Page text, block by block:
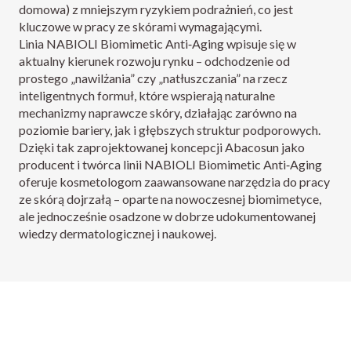
domowa) z mniejszym ryzykiem podrażnień, co jest
kluczowe w pracy ze skórami wymagającymi.
Linia NABIOLI Biomimetic Anti‑Aging wpisuje się w
aktualny kierunek rozwoju rynku – odchodzenie od
prostego „nawilżania” czy „natłuszczania” na rzecz
inteligentnych formuł, które wspierają naturalne
mechanizmy naprawcze skóry, działając zarówno na
poziomie bariery, jak i głębszych struktur podporowych.​
Dzięki tak zaprojektowanej koncepcji Abacosun jako
producent i twórca linii NABIOLI Biomimetic Anti‑Aging
oferuje kosmetologom zaawansowane narzędzia do pracy
ze skórą dojrzałą – oparte na nowoczesnej biomimetyce,
ale jednocześnie osadzone w dobrze udokumentowanej
wiedzy dermatologicznej i naukowej.